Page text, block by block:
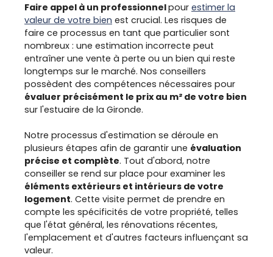
Faire appel à un professionnelpour estimer la
valeur de votre bien est crucial. Les risques de
faire ce processus en tant que particulier sont
nombreux : une estimation incorrecte peut
entraîner une vente à perte ou un bien qui reste
longtemps sur le marché. Nos conseillers
possèdent des compétences nécessaires pour
évaluer précisément le prix au m² de votre bien
sur l'estuaire de la Gironde.
Notre processus d'estimation se déroule en
plusieurs étapes afin de garantir une évaluation
précise et complète. Tout d'abord, notre
conseiller se rend sur place pour examiner les
éléments extérieurs et intérieurs de votre
logement. Cette visite permet de prendre en
compte les spécificités de votre propriété, telles
que l'état général, les rénovations récentes,
l'emplacement et d'autres facteurs influençant sa
valeur.